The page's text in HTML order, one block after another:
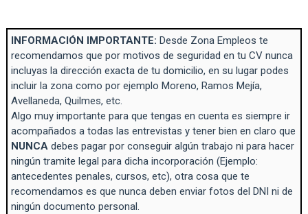
INFORMACIÓN IMPORTANTE: Desde Zona Empleos te
recomendamos que por motivos de seguridad en tu CV nunca
incluyas la dirección exacta de tu domicilio, en su lugar podes
incluir la zona como por ejemplo Moreno, Ramos Mejía,
Avellaneda, Quilmes, etc.
Algo muy importante para que tengas en cuenta es siempre ir
acompañados a todas las entrevistas y tener bien en claro que
NUNCA debes pagar por conseguir algún trabajo ni para hacer
ningún tramite legal para dicha incorporación (Ejemplo:
antecedentes penales, cursos, etc), otra cosa que te
recomendamos es que nunca deben enviar fotos del DNI ni de
ningún documento personal.